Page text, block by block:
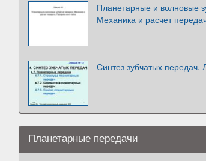
Планетарные и волновые
Механика и расчет
Синтез зубчатых
Планетарные передачи